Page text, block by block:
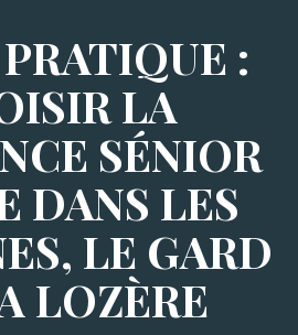
:
LA
SÉNIOR
DANS LES
LE GARD
LOZÈRE